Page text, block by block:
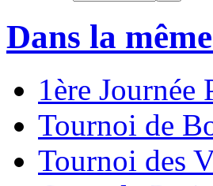
Dans la
1ère
Tournoi de
Tournoi des